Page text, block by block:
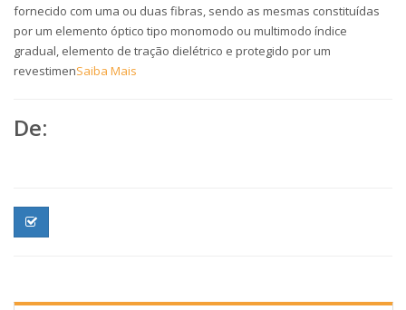
fornecido com uma ou duas fibras, sendo as mesmas constituídas
por um elemento óptico tipo monomodo ou multimodo índice
gradual, elemento de tração dielétrico e protegido por um
revestimenSaiba Mais
De: